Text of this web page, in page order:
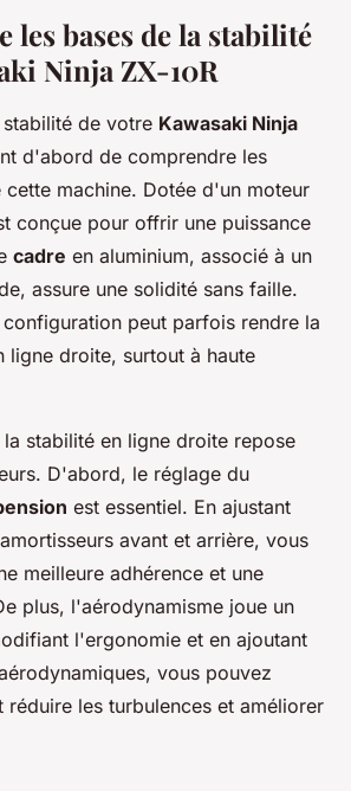
les bases de la stabilité
Ninja ZX-10R
de votre Kawasaki Ninja
d'abord de comprendre les
machine. Dotée d'un moteur
conçue pour offrir une puissance
cadre en aluminium, associé à un
assure une solidité sans faille.
peut parfois rendre la
ligne droite, surtout à haute
stabilité en ligne droite repose
D'abord, le réglage du
est essentiel. En ajustant
avant et arrière, vous
meilleure adhérence et une
plus, l'aérodynamisme joue un
l'ergonomie et en ajoutant
vous pouvez
réduire les turbulences et améliorer